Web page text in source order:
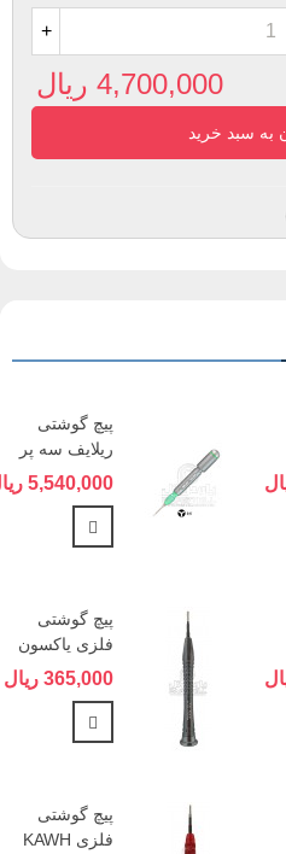
+
4,700,000 ریال
به سبد خرید
پیچ گوشتی
ریلایف سه پر
RELIFE RL-
5,540,000 ریال
پیچ گوشتی
فلزی یاکسون
YAXUN 389
365,000 ریال
پیچ گوشتی
فلزی KAWH